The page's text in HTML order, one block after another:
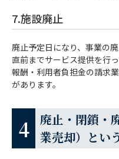
7.施設廃止
廃止予定日になり、事業の
直前までサービス提供を行
報酬・利用者負担金の請求
があります。
廃止・閉鎖・
業売却）とい